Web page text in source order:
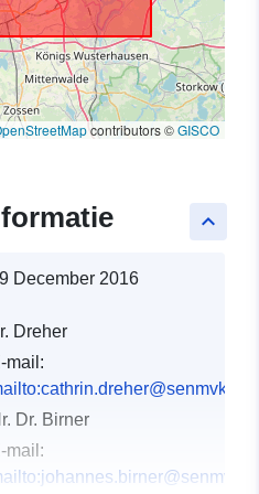
contributors ©GISCO
keyboard_arrow_up
December 2016
Dreher
mail:
Dr. Birner
mail: